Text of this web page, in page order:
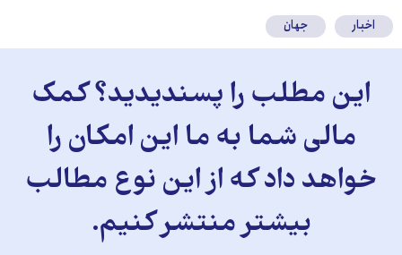
اخبار جهان
این مطلب را پسندیدید؟ کمک
مالی شما به ما این امکان را
خواهد داد که از این نوع مطالب
بیشتر منتشر کنیم.